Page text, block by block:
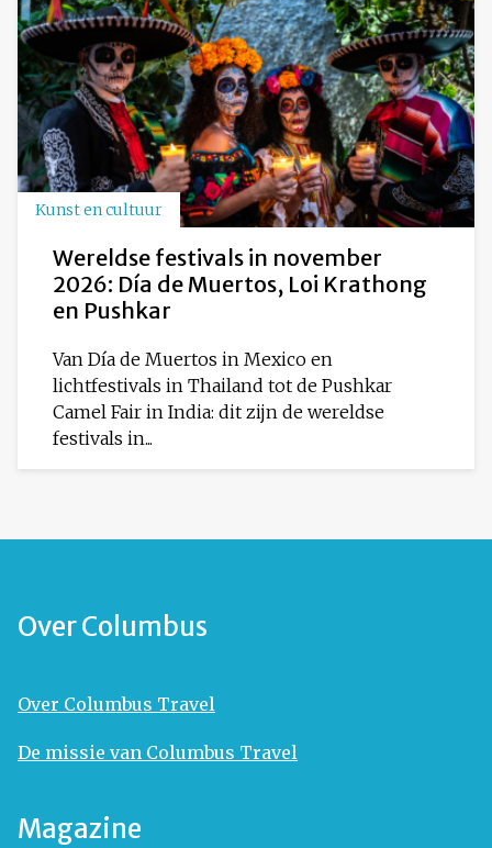
Kunst en cultuur
Wereldse festivals in november
2026: Día de Muertos, Loi Krathong
en Pushkar
Van Día de Muertos in Mexico en
lichtfestivals in Thailand tot de Pushkar
Camel Fair in India: dit zijn de wereldse
festivals in...
Over Columbus
Over Columbus Travel
De missie van Columbus Travel
Magazine